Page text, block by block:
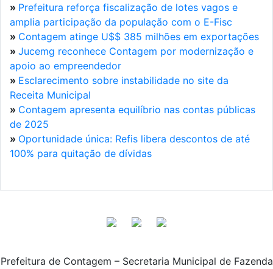
» Prefeitura reforça fiscalização de lotes vagos e
amplia participação da população com o E-Fisc
» Contagem atinge U$$ 385 milhões em exportações
» Jucemg reconhece Contagem por modernização e
apoio ao empreendedor
» Esclarecimento sobre instabilidade no site da
Receita Municipal
» Contagem apresenta equilíbrio nas contas públicas
de 2025
» Oportunidade única: Refis libera descontos de até
100% para quitação de dívidas
Prefeitura de Contagem – Secretaria Municipal de Fazenda